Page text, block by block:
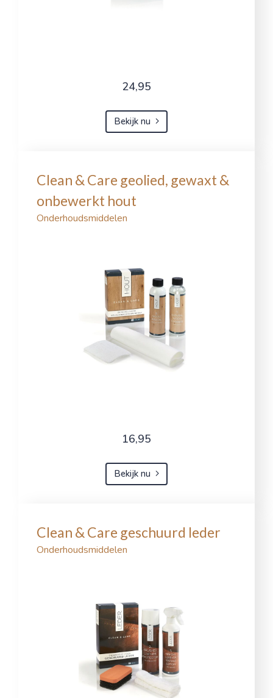
24,95
Bekijk nu
Clean & Care geolied, gewaxt &
onbewerkt hout
Onderhoudsmiddelen
16,95
Bekijk nu
Clean & Care geschuurd leder
Onderhoudsmiddelen